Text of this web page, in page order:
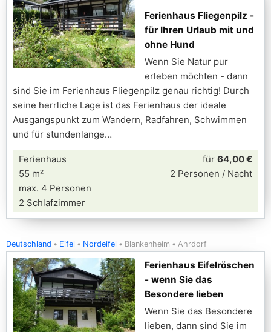
Ferienhaus Fliegenpilz -
für Ihren Urlaub mit und
ohne Hund
Wenn Sie Natur pur
erleben möchten - dann
sind Sie im Ferienhaus Fliegenpilz genau richtig! Durch
seine herrliche Lage ist das Ferienhaus der ideale
Ausgangspunkt zum Wandern, Radfahren, Schwimmen
und für stundenlange
Ferienhaus
55 m²
max. 4 Personen
2 Schlafzimmer
für 64,00 €
2 Personen / Nacht
Deutschland Eifel Nordeifel Blankenheim Ahrdorf
Ferienhaus Eifelröschen
- wenn Sie das
Besondere lieben
Wenn Sie das Besondere
lieben, dann sind Sie im